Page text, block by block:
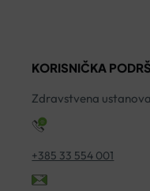
KORISNIČKA
Zdravstvena
+385 33 554 001